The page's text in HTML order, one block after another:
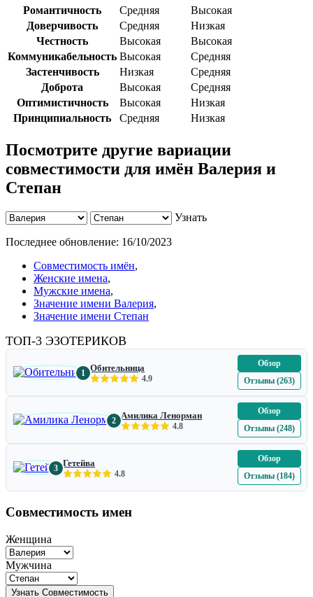
Романтичность
Средняя
Высокая
Доверчивость
Средняя
Низкая
Честность
Высокая
Высокая
Коммуникабельность Высокая
Средняя
Застенчивость
Низкая
Средняя
Доброта
Высокая
Средняя
Оптимистичность
Высокая
Низкая
Принципиальность
Средняя Низкая
Посмотрите другие вариации
совместимости для имён Валерия и
Степан
Узнать
Последнее обновление: 16/10/2023
Совместимость имён,
Женские имена,
Мужские имена,
Значение имени Валерия,
Значение имени Степан
ТОП-3 ЭЗОТЕРИКОВ
1 Обительница
4.9
Обзор
Отзывы (263)
2 Амилика Ленорман
4.8
Обзор
Отзывы (248)
3 Гетейва
4.8
Обзор
Отзывы (184)
Совместимость имен
Женщина
Мужчина